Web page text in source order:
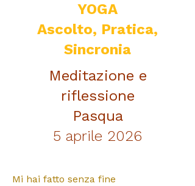
YOGA
Ascolto, Pratica,
Sincronia
Meditazione e
riflessione
Pasqua
5 aprile 2026
Mi hai fatto senza fine